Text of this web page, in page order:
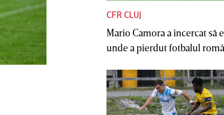
CFR CLUJ
Mario Camora a încercat să
unde a pierdut fotbalul